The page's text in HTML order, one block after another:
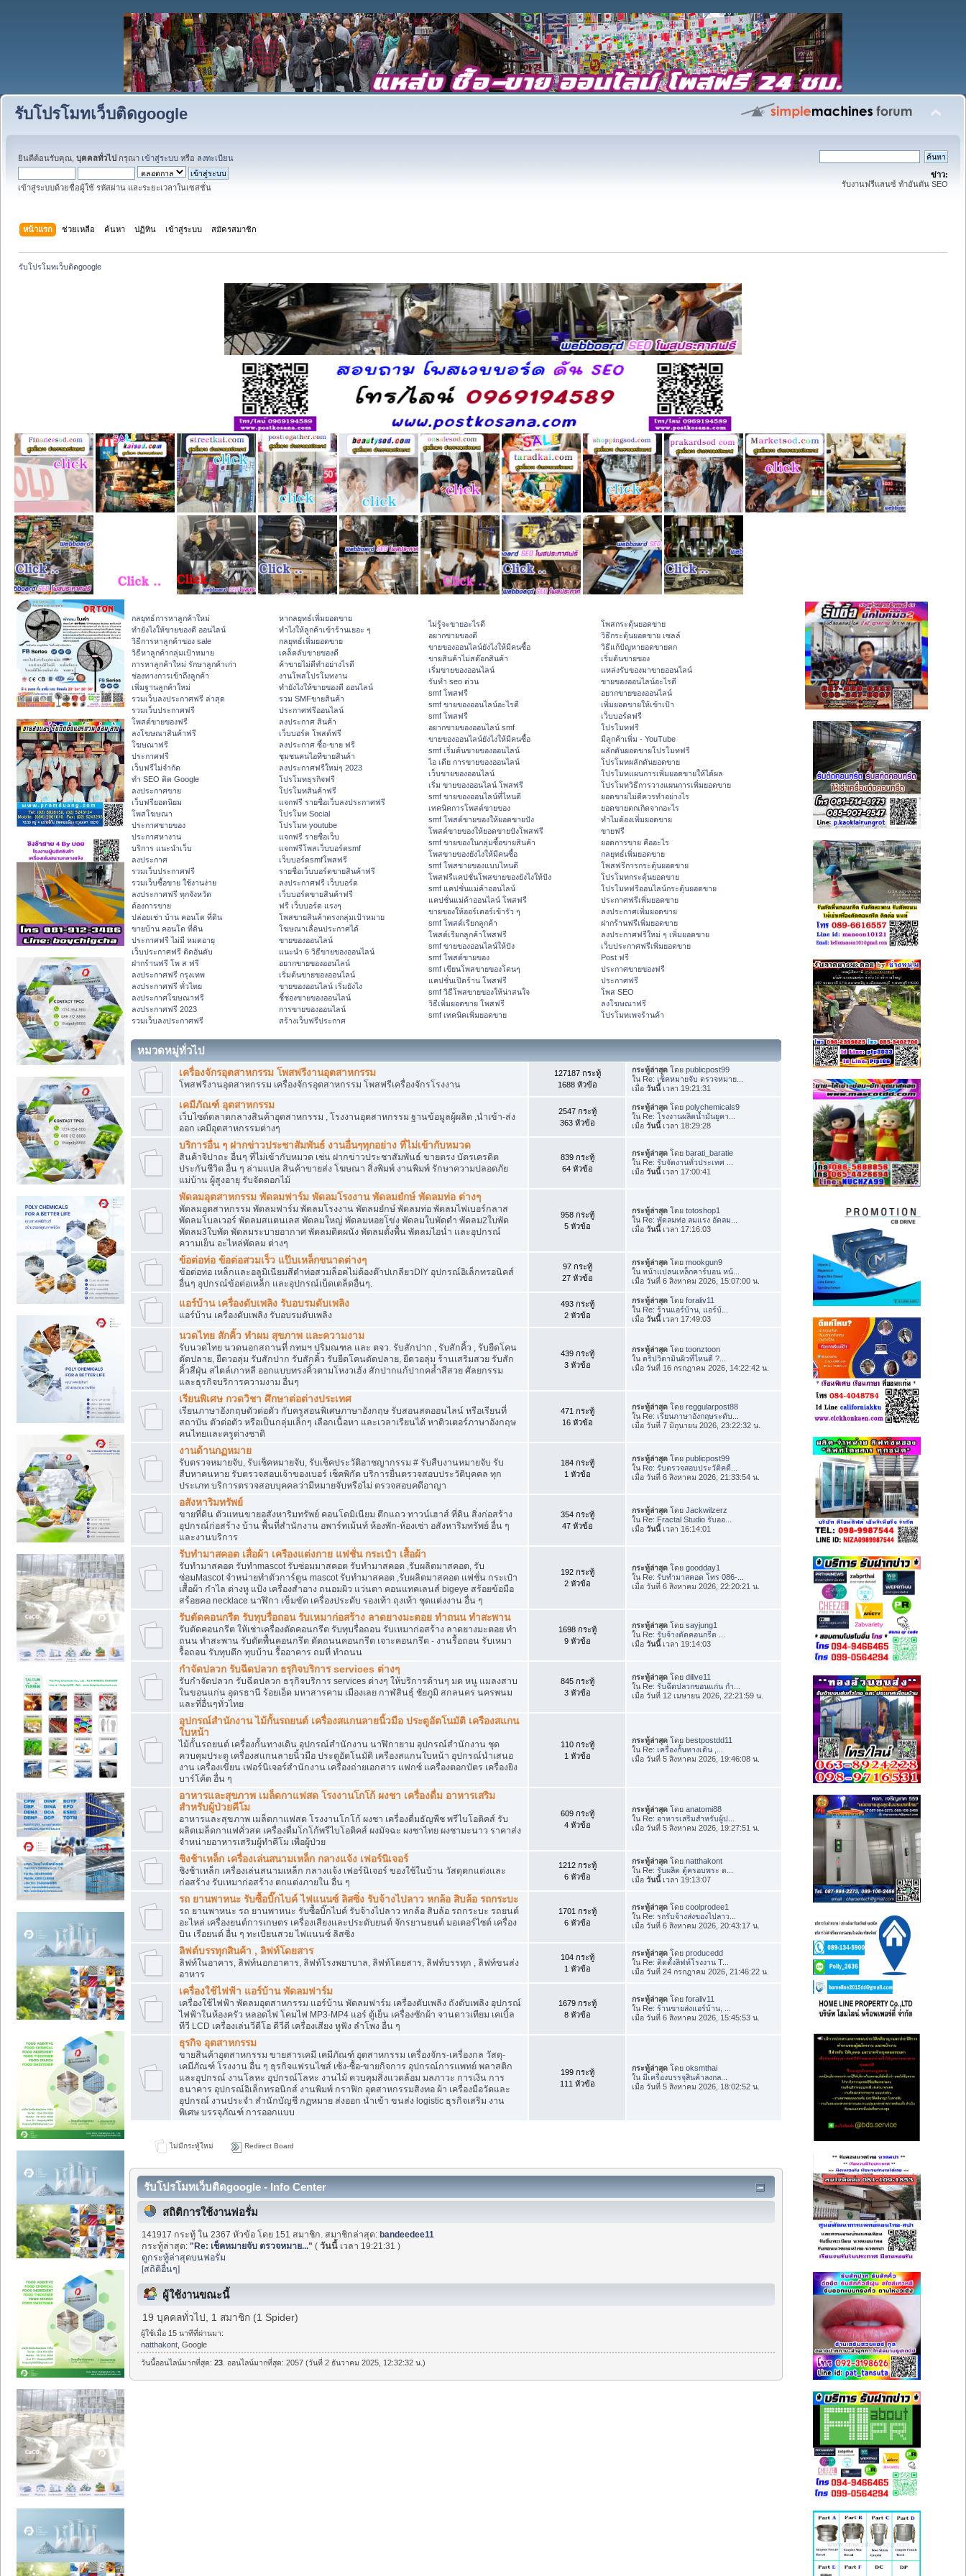
รับโปรโมทเว็บติดgoogle
ยินดีต้อนรับคุณ, บุคคลทั่วไป กรุณา เข้าสู่ระบบ หรือ ลงทะเบียน
เข้าสู่ระบบด้วยชื่อผู้ใช้ รหัสผ่าน และระยะเวลาในเซสชั่น
ข่าว:
รับงานฟรีแลนซ์ ทำอันดัน SEO
หน้าแรก ช่วยเหลือ ค้นหา ปฏิทิน เข้าสู่ระบบ สมัครสมาชิก
รับโปรโมทเว็บติดgoogle
กลยุทธ์การหาลูกค้าใหม่
ทํายังไงให้ขายของดี ออนไลน์
วิธีการหาลูกค้าของ sale
วิธีหาลูกค้ากลุ่มเป้าหมาย
การหาลูกค้าใหม่ รักษาลูกค้าเก่า
ช่องทางการเข้าถึงลูกค้า
เพิ่มฐานลูกค้าใหม่
รวมเว็บลงประกาศฟรี ล่าสุด
รวมเว็บประกาศฟรี
โพสต์ขายของฟรี
ลงโฆษณาสินค้าฟรี
โฆษณาฟรี
ประกาศฟรี
เว็บฟรีไม่จำกัด
ทำ SEO ติด Google
ลงประกาศขาย
เว็บฟรียอดนิยม
โพสโฆษณา
ประกาศขายของ
ประกาศหางาน
บริการ แนะนำเว็บ
ลงประกาศ
รวมเว็บประกาศฟรี
รวมเว็บซื้อขาย ใช้งานง่าย
ลงประกาศฟรี ทุกจังหวัด
ต้องการขาย
ปล่อยเช่า บ้าน คอนโด ที่ดิน
ขายบ้าน คอนโด ที่ดิน
ประกาศฟรี ไม่มี หมดอายุ
เว็บประกาศฟรี ติดอันดับ
ฝากร้านฟรี โพ ส ฟรี
ลงประกาศฟรี กรุงเทพ
ลงประกาศฟรี ทั่วไทย
ลงประกาศโฆษณาฟรี
ลงประกาศฟรี 2023
รวมเว็บลงประกาศฟรี
หากลยุทธ์เพิ่มยอดขาย
ทําไงให้ลูกค้าเข้าร้านเยอะ ๆ
กลยุทธ์เพิ่มยอดขาย
เคล็ดลับขายของดี
ค้าขายไม่ดีทำอย่างไรดี
งานโพสโปรโมทงาน
ทํายังไงให้ขายของดี ออนไลน์
รวม SMFขายสินค้า
ประกาศฟรีออนไลน์
ลงประกาศ สินค้า
เว็บบอร์ด โพสต์ฟรี
ลงประกาศ ซื้อ-ขาย ฟรี
ชุมชนคนไอทีขายสินค้า
ลงประกาศฟรีใหม่ๆ 2023
โปรโมทธุรกิจฟรี
โปรโมทสินค้าฟรี
แจกฟรี รายชื่อเว็บลงประกาศฟรี
โปรโมท Social
โปรโมท youtube
แจกฟรี รายชื่อเว็บ
แจกฟรีโพสเว็บบอร์ดsmf
เว็บบอร์ดsmfโพสฟรี
รายชื่อเว็บบอร์ดขายสินค้าฟรี
ลงประกาศฟรี เว็บบอร์ด
เว็บบอร์ดขายสินค้าฟรี
ฟรี เว็บบอร์ด แรงๆ
โพสขายสินค้าตรงกลุ่มเป้าหมาย
โฆษณาเลื่อนประกาศได้
ขายของออนไลน์
แนะนำ 6 วิธีขายของออนไลน์
อยากขายของออนไลน์
เริ่มต้นขายของออนไลน์
ขายของออนไลน์ เริ่มยังไง
ชี้ช่องขายของออนไลน์
การขายของออนไลน์
สร้างเว็บฟรีประกาศ
ไม่รู้จะขายอะไรดี
อยากขายของดี
ขายของออนไลน์ยังไงให้มีคนซื้อ
ขายสินค้าไม่สต๊อกสินค้า
เริ่มขายของออนไลน์
รับทำ seo ด่วน
smf โพสฟรี
smf ขายของออนไลน์อะไรดี
smf โพสฟรี
อยากขายของออนไลน์ smf
ขายของออนไลน์ยังไงให้มีคนซื้อ
smf เริ่มต้นขายของออนไลน์
ไอ เดีย การขายของออนไลน์
เว็บขายของออนไลน์
เริ่ม ขายของออนไลน์ โพสฟรี
smf ขายของออนไลน์ที่ไหนดี
เทคนิคการโพสต์ขายของ
smf โพสต์ขายของให้ยอดขายปัง
โพสต์ขายของให้ยอดขายปังโพสฟรี
smf ขายของในกลุ่มซื้อขายสินค้า
โพสขายของยังไงให้มีคนซื้อ
smf โพสขายของแบบไหนดี
โพสฟรีแคปชั่นโพสขายของยังไงให้ปัง
smf แคปชั่นแม่ค้าออนไลน์
แคปชั่นแม่ค้าออนไลน์ โพสฟรี
ขายของให้ออร์เดอร์เข้ารัว ๆ
smf โพสต์เรียกลูกค้า
โพสต์เรียกลูกค้าโพสฟรี
smf ขายของออนไลน์ให้ปัง
smf โพสต์ขายของ
smf เขียนโพสขายของโดนๆ
แคปชั่นเปิดร้าน โพสฟรี
smf วิธีโพสขายของให้น่าสนใจ
วิธีเพิ่มยอดขาย โพสฟรี
smf เทคนิคเพิ่มยอดขาย
โพสกระตุ้นยอดขาย
วิธีกระตุ้นยอดขาย เซลล์
วิธีแก้ปัญหายอดขายตก
เริ่มต้นขายของ
แหล่งรับของมาขายออนไลน์
ขายของออนไลน์อะไรดี
อยากขายของออนไลน์
เพิ่มยอดขายให้เข้าเป้า
เว็บบอร์ดฟรี
โปรโมทฟรี
มีลูกค้าเพิ่ม - YouTube
ผลักดันยอดขายโปรโมทฟรี
โปรโมทผลักดันยอดขาย
โปรโมทแผนการเพิ่มยอดขายให้ได้ผล
โปรโมทวิธีการวางแผนการเพิ่มยอดขาย
ยอดขายไม่ดีควรทำอย่างไร
ยอดขายตกเกิดจากอะไร
ทำไมต้องเพิ่มยอดขาย
ขายฟรี
ยอดการขาย คืออะไร
กลยุทธ์เพิ่มยอดขาย
โพสฟรีการกระตุ้นยอดขาย
โปรโมทกระตุ้นยอดขาย
โปรโมทฟรีออนไลน์กระตุ้นยอดขาย
ประกาศฟรีเพิ่มยอดขาย
ลงประกาศเพิ่มยอดขาย
ฝากร้านฟรีเพิ่มยอดขาย
ลงประกาศฟรีใหม่ ๆ เพิ่มยอดขาย
เว็บประกาศฟรีเพิ่มยอดขาย
Post ฟรี
ประกาศขายของฟรี
ประกาศฟรี
โพส SEO
ลงโฆษณาฟรี
โปรโมทเพจร้านค้า
หมวดหมู่ทั่วไป
เครื่องจักรอุตสาหกรรม โพสฟรีงานอุตสาหกรรม
โพสฟรีงานอุตสาหกรรม เครื่องจักรอุตสาหกรรม โพสฟรีเครื่องจักรโรงงาน
127187 กระทู้
1688 หัวข้อ
กระทู้ล่าสุด โดยpublicpost99
ใน Re: เช็คหมายจับ ตรวจหมาย...
เมื่อวันนี้เวลา 19:21:31
เคมีภัณฑ์ อุตสาหกรรม
เว็บไซต์ตลาดกลางสินค้าอุตสาหกรรม , โรงงานอุตสาหกรรม ฐานข้อมูลผู้ผลิต ,นำเข้า-ส่ง
ออก เคมีอุตสาหกรรมต่างๆ
2547 กระทู้
363 หัวข้อ
กระทู้ล่าสุด โดยpolychemicals9
ใน Re: โรงงานผลิตน้ำมันยูคา...
เมื่อวันนี้เวลา 18:29:28
บริการอื่น ๆ ฝากข่าวประชาสัมพันธ์ งานอื่นๆทุกอย่าง ที่ไม่เข้ากับหมวด
สินค้าจิปาถะ อื่นๆ ที่ไม่เข้ากับหมวด เช่น ฝากข่าวประชาสัมพันธ์ ขายตรง บัตรเครดิต
ประกันชีวิต อื่น ๆ ล่ามแปล สินค้าขายส่ง โฆษณา สิ่งพิมพ์ งานพิมพ์ รักษาความปลอดภัย
แม่บ้าน ผู้สูงอายุ รับจัดดอกไม้
839 กระทู้
64 หัวข้อ
กระทู้ล่าสุด โดยbarati_baratie
ใน Re: รับจัดงานทั่วประเทศ ...
เมื่อวันนี้เวลา 17:00:41
พัดลมอุตสาหกรรม พัดลมฟาร์ม พัดลมโรงงาน พัดลมยํกษ์ พัดลมท่อ ต่างๆ
พัดลมอุตสาหกรรม พัดลมฟาร์ม พัดลมโรงงาน พัดลมยํกษ์ พัดลมท่อ พัดลมไฟเบอร์กลาส
พัดลมโบลเวอร์ พัดลมสแตนเลส พัดลมใหญ่ พัดลมหอยโข่ง พัดลมใบพัดดำ พัดลม2ใบพัด
พัดลม3ใบพัด พัดลมระบายอากาศ พัดลมติดผนัง พัดลมตั้งพื้น พัดลมไอน่ำ และอุปกรณ์
ความเย็น อะไหล่พัดลม ต่างๆ
958 กระทู้
5 หัวข้อ
กระทู้ล่าสุด โดยtotoshop1
ใน Re: พัดลมท่อ ลมแรง อัดลม...
เมื่อวันนี้เวลา 17:16:03
ข้อต่อท่อ ข้อต่อสวมเร็ว แป๊บเหล็กขนาดต่างๆ
ข้อต่อท่อ เหล็กและอลูมิเนียมสีดำท่อสวมล็อคไม่ต้องต๊าปเกลียวDIY อุปกรณ์อิเล็กทรอนิคส์
อื่นๆ อุปกรณ์ข้อต่อเหล็ก และอุปกรณ์เบ็ดเตล็ดอื่นๆ.
97 กระทู้
27 หัวข้อ
กระทู้ล่าสุด โดยmookgun9
ในหน้าแปลนเหล็กคาร์บอน หน้...
เมื่อ วันที่ 6 สิงหาคม 2026, 15:07:00 น.
แอร์บ้าน เครื่องดับเพลิง รับอบรมดับเพลิง
แอร์บ้าน เครื่องดับเพลิง รับอบรมดับเพลิง
493 กระทู้
2 หัวข้อ
กระทู้ล่าสุด โดยforaliv11
ใน Re: ร้านแอร์บ้าน, แอร์บ้...
เมื่อวันนี้เวลา 17:49:03
นวดไทย สักคิ้ว ทำผม สุขภาพ และความงาม
รับนวดไทย นวดนอกสถานที่ กทมฯ ปริมณฑล และ ตจว. รับสักปาก , รับสักคิ้ว , รับยืดโคน
ดัดปลาย, ยืดวอลุ่ม รับสักปาก รับสักคิ้ว รับยืดโคนดัดปลาย, ยืดวอลุ่ม ร้านเสริมสวย รับสัก
คิ้วสีฝุ่น สไตล์เกาหลี ออกแบบทรงคิ้วตามโหงวเฮ้ง สักปากแก้ปากคล้ำสีสวย ศัลยกรรม
และธุรกิจบริการความงาม อื่นๆ
439 กระทู้
3 หัวข้อ
กระทู้ล่าสุด โดยtoonztoon
ในดริปวิตามินผิวที่ไหนดี ?...
เมื่อ วันที่ 16 กรกฎาคม 2026, 14:22:42 น.
เรียนพิเศษ กวดวิชา ศึกษาต่อต่างประเทศ
เรียนภาษาอังกฤษตัวต่อตัว กับครูสอนพิเศษภาษาอังกฤษ รับสอนสดออนไลน์ หรือเรียนที่
สถาบัน ตัวต่อตัว หรือเป็นกลุ่มเล็กๆ เลือกเนื้อหา และเวลาเรียนได้ หาติวเตอร์ภาษาอังกฤษ
คนไทยและครูต่างชาติ
471 กระทู้
16 หัวข้อ
กระทู้ล่าสุด โดยreggularpost88
ใน Re: เรียนภาษาอังกฤษระดับ...
เมื่อ วันที่ 7 มิถุนายน 2026, 23:22:32 น.
งานด้านกฏหมาย
รับตรวจหมายจับ, รับเช็คหมายจับ, รับเช็คประวัติอาชญากรรม # รับสืบงานหมายจับ รับ
สืบหาคนหาย รับตรวจสอบเจ้าของเบอร์ เช็คพิกัด บริการยื่นตรวจสอบประวัติบุคคล ทุก
ประเภท บริการตรวจสอบบุคคลว่ามีหมายจับหรือไม่ ตรวจสอบคดีอาญา
184 กระทู้
1 หัวข้อ
กระทู้ล่าสุด โดยpublicpost99
ใน Re: รับตรวจสอบประวัติคดี...
เมื่อ วันที่ 6 สิงหาคม 2026, 21:33:54 น.
อสังหาริมทรัพย์
ขายที่ดิน ตัวแทนขายอสังหาริมทรัพย์ คอนโดมิเนียม ตึกแถว ทาวน์เฮาส์ ที่ดิน สิ่งก่อสร้าง
อุปกรณ์ก่อสร้าง บ้าน พื้นที่สำนักงาน อพาร์ทเม้นท์ ห้องพัก-ห้องเช่า อสังหาริมทรัพย์ อื่น ๆ
และงานบริการ
354 กระทู้
47 หัวข้อ
กระทู้ล่าสุด โดยJackwilzerz
ใน Re: Fractal Studio รับออ...
เมื่อวันนี้เวลา 16:14:01
รับทำมาสคอต เสื่อผ้า เครืองแต่งกาย แฟชั่น กระเป๋า เสื้อผ้า
รับทำมาสคอต รับทำmascot รับซ่อมมาสคอต รับทำมาสคอต ,รับผลิตมาสคอต, รับ
ซ่อมMascot จำหน่ายทำตัวการ์ตูน mascot รับทำมาสคอต ,รับผลิตมาสคอต แฟชั่น กระเป๋า
เสื้อผ้า กำไล ต่างหู แป้ง เครื่องสำอาง ถนอมผิว แว่นตา คอนแทคเลนส์ bigeye สร้อยข้อมือ
สร้อยคอ necklace นาฬิกา เข็มขัด เครื่องประดับ รองเท้า ถุงเท้า ชุดแต่งงาน อื่น ๆ
192 กระทู้
2 หัวข้อ
กระทู้ล่าสุด โดยgoodday1
ใน Re: รับทำมาสคอต โทร 086-...
เมื่อ วันที่ 6 สิงหาคม 2026, 22:20:21 น.
รับตัดคอนกรีต รับทุบรื่อถอน รับเหมาก่อสร้าง ลาดยางมะตอย ทำถนน ทำสะพาน
รับตัดคอนกรีต ให้เช่าเครื่องตัดคอนกรีต รับทุบรื่อถอน รับเหมาก่อสร้าง ลาดยางมะตอย ทำ
ถนน ทำสะพาน รับตัดพื้นคอนกรีต ตัดถนนคอนกรีต เจาะคอนกรีต - งานรื้อถอน รับเหมา
รื้อถอน รับทุบตึก ทุบบ้าน รื้ออาคาร ถมที่ ทำถนน
1698 กระทู้
9 หัวข้อ
กระทู้ล่าสุด โดยsayjung1
ใน Re: รับจ้างตัดคอนกรีต ...
เมื่อวันนี้เวลา 19:14:03
กำจัดปลวก รับฉีดปลวก ธรุกิจบริการ services ต่างๆ
รับกำจัดปลวก รับฉีดปลวก ธรุกิจบริการ services ต่างๆ ให้บริการด้านๆ มด หนู แมลงสาบ
ในขอนแก่น อุดรธานี ร้อยเอ็ด มหาสารคาม เมืองเลย กาฬสินธุ์ ชัยภูมิ สกลนคร นครพนม
และที่อื่นๆทั่วไทย
845 กระทู้
3 หัวข้อ
กระทู้ล่าสุด โดยdilive11
ใน Re: รับฉีดปลวกขอนแก่น กำ...
เมื่อ วันที่ 12 เมษายน 2026, 22:21:59 น.
อุปกรณ์สำนักงาน ไม้กั้นรถยนต์ เครื่องสแกนลายนิ้วมือ ประตูอัตโนมัติ เครืองสแกน
ใบหน้า
ไม้กั้นรถยนต์ เครื่องกั้นทางเดิน อุปกรณ์สำนักงาน นาฬิกายาม อุปกรณ์สำนักงาน ชุด
ควบคุมประตู เครื่องสแกนลายนิ้วมือ ประตูอัตโนมัติ เครืองสแกนใบหน้า อุปกรณ์นำเสนอ
งาน เครื่องเขียน เฟอร์นิเจอร์สำนักงาน เครื่องถ่ายเอกสาร แฟกซ์ เเครื่องตอกบัตร เครื่องยิง
บาร์โค้ด อื่น ๆ
110 กระทู้
1 หัวข้อ
กระทู้ล่าสุด โดยbestpostdd11
ใน Re: เครื่องกั้นทางเดิน ,...
เมื่อ วันที่ 5 สิงหาคม 2026, 19:46:08 น.
อาหารและสุขภาพ เมล็ดกาแฟสด โรงงานโกโก้ ผงชา เครื่องดื่ม อาหารเสริม
สำหรับผู้ป่วยคีโม
อาหารและสุขภาพ เมล็ดกาแฟสด โรงงานโกโก้ ผงชา เครื่องดื่มธัญพืช พรีไบโอติคส์ รับ
ผลิตเมล็ดกาแฟคั่วสด เครื่องดื่มโกโก้พรีไบโอติคส์ ผงมัจฉะ ผงชาไทย ผงชามะนาว ราคาส่ง
จำหน่ายอาหารเสริมผู้ทำคีโม เพื่อผู้ป่วย
609 กระทู้
4 หัวข้อ
กระทู้ล่าสุด โดยanatomi88
ใน Re: อาหารเสริมสำหรับผู้ป...
เมื่อ วันที่ 5 สิงหาคม 2026, 19:27:51 น.
ชิงช้าเหล็ก เครื่องเล่นสนามเหล็ก กลางแจ้ง เฟอร์นิเจอร์
ชิงช้าเหล็ก เครื่องเล่นสนามเหล็ก กลางแจ้ง เฟอร์นิเจอร์ ของใช้ในบ้าน วัสดุตกแต่งและ
ก่อสร้าง รับเหมาก่อสร้าง ตกแต่งภายใน อื่น ๆ
1212 กระทู้
6 หัวข้อ
กระทู้ล่าสุด โดยnatthakont
ใน Re: รับผลิต ตู้ครอบพระ ต...
เมื่อวันนี้เวลา 19:13:07
รถ ยานพาหนะ รับซื้อบิ๊กไบค์ ไฟแนนซ์ ลิสซิ่ง รับจ้างไปลาว หกล้อ สิบล้อ รถกระบะ
รถ ยานพาหนะ รถ ยานพาหนะ รับซื้อบิ๊กไบค์ รับจ้างไปลาว หกล้อ สิบล้อ รถกระบะ รถยนต์
อะไหล่ เครื่องยนต์การเกษตร เครื่องเสียงและประดับยนต์ จักรยานยนต์ มอเตอร์ไซต์ เครื่อง
บิน เรือยนต์ อื่น ๆ ทะเบียนสวย ไฟแนนซ์ ลิสซิ่ง
1701 กระทู้
6 หัวข้อ
กระทู้ล่าสุด โดยcoolprodee1
ใน Re: รถรับจ้างส่งของไปลาว...
เมื่อ วันที่ 6 สิงหาคม 2026, 20:43:17 น.
ลิฟต์บรรทุกสินค้า , ลิฟท์โดยสาร
ลิฟท์ในอาคาร, ลิฟท์นอกอาคาร, ลิฟท์โรงพยาบาล, ลิฟท์โดยสาร, ลิฟท์บรรทุก , ลิฟท์ขนส่ง
อาหาร
104 กระทู้
1 หัวข้อ
กระทู้ล่าสุด โดยproducedd
ใน Re: ติดตั้งลิฟท์โรงงาน T...
เมื่อ วันที่ 24 กรกฎาคม 2026, 21:46:22 น.
เครื่องใช้ไฟฟ้า แอร์บ้าน พัดลมฟาร์ม
เครื่องใช้ไฟฟ้า พัดลมอุตสาหกรรม แอร์บ้าน พัดลมฟาร์ม เครื่องดับเพลิง ถังดับเพลิง อุปกรณ์
ไฟฟ้าในห้องครัว หลอดไฟ โคมไฟ MP3-MP4 แอร์ ตู้เย็น เครื่องซักผ้า จานดาวเทียม เคเบิ้ล
ทีวี LCD เครื่องเล่นวีดีโอ ดีวีดี เครื่องเสียง หูฟัง ลำโพง อื่น ๆ
1679 กระทู้
8 หัวข้อ
กระทู้ล่าสุด โดยforaliv11
ใน Re: ร้านขายส่งแอร์บ้าน, ...
เมื่อ วันที่ 6 สิงหาคม 2026, 15:45:53 น.
ธุรกิจ อุตสาหกรรม
ขายสินค้าอุตสาหกรรม ขายสารเคมี เคมีภัณฑ์ อุตสาหกรรม เครื่องจักร-เครื่องกล วัสดุ-
เคมีภัณฑ์ โรงงาน อื่น ๆ ธุรกิจแฟรนไชส์ เซ้ง-ซื้อ-ขายกิจการ อุปกรณ์การแพทย์ พลาสติก
และอุปกรณ์ งานโลหะ อุปกรณ์โลหะ งานไม้ ควบคุมสิ่งแวดล้อม มลภาวะ การเงิน การ
ธนาคาร อุปกรณ์อิเล็กทรอนิกส์ งานพิมพ์ กราฟิก อุตสาหกรรมสิงทอ ผ้า เครื่องมือวัดและ
อุปกรณ์ งานประจำ สำนักบัญชี กฏหมาย ส่งออก นำเข้า ขนส่ง logistic ธุรกิจเสริม งาน
พิเศษ บรรจุภัณฑ์ การออกแบบ
199 กระทู้
111 หัวข้อ
กระทู้ล่าสุด โดยoksmthai
ในมีเครื่องบรรจุสินค้าลงกล...
เมื่อ วันที่ 5 สิงหาคม 2026, 18:02:52 น.
ไม่มีกระทู้ใหม่ Redirect Board
รับโปรโมทเว็บติดgoogle - Info Center
สถิติการใช้งานฟอรั่ม
141917 กระทู้ ใน 2367 หัวข้อ โดย 151 สมาชิก. สมาชิกล่าสุด:bandeedee11
กระทู้ล่าสุด:"Re: เช็คหมายจับ ตรวจหมาย..." (วันนี้ เวลา 19:21:31 )
ดูกระทู้ล่าสุดบนฟอรั่ม
[สถิติอื่นๆ]
ผู้ใช้งานขณะนี้
19 บุคคลทั่วไป, 1 สมาชิก (1 Spider)
ผู้ใช้เมื่อ 15 นาทีที่ผ่านมา:
natthakont , Google
วันนี้ออนไลน์มากที่สุด:23 . ออนไลน์มากที่สุด: 2057 (วันที่ 2 ธันวาคม 2025, 12:32:32 น.)